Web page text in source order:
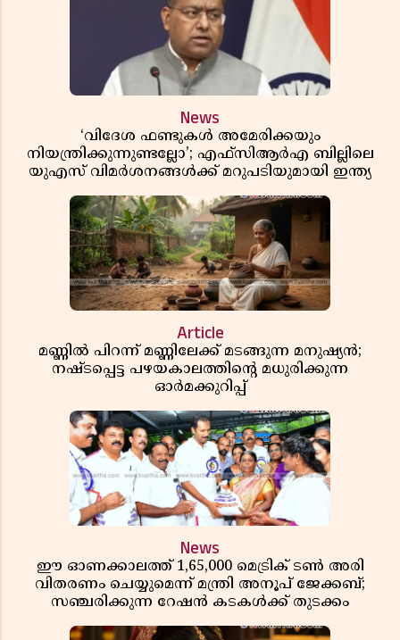
News
‘വിദേശ ഫണ്ടുകൾ അമേരിക്കയും
നിയന്ത്രിക്കുന്നുണ്ടല്ലോ’; എഫ്സിആർഎ ബില്ലിലെ
യുഎസ് വിമർശനങ്ങൾക്ക് മറുപടിയുമായി ഇന്ത്യ
Article
മണ്ണിൽ പിറന്ന് മണ്ണിലേക്ക് മടങ്ങുന്ന മനുഷ്യൻ;
നഷ്ടപ്പെട്ട പഴയകാലത്തിൻ്റെ മധുരിക്കുന്ന
ഓർമക്കുറിപ്പ്
News
ഈ ഓണക്കാലത്ത് 1,65,000 മെട്രിക് ടൺ അരി
വിതരണം ചെയ്യുമെന്ന് മന്ത്രി അനൂപ് ജേക്കബ്;
സഞ്ചരിക്കുന്ന റേഷൻ കടകൾക്ക് തുടക്കം